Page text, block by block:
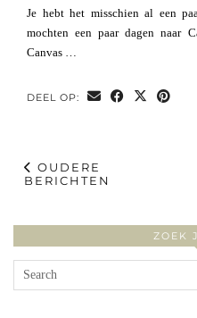
Je hebt het misschien al een
mochten een paar dagen naar
Canvas …
DEEL OP:
OUDERE
BERICHTEN
ZOEK